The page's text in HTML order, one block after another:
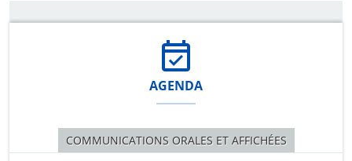
AGENDA
COMMUNICATIONS ORALES ET AFFICHÉES